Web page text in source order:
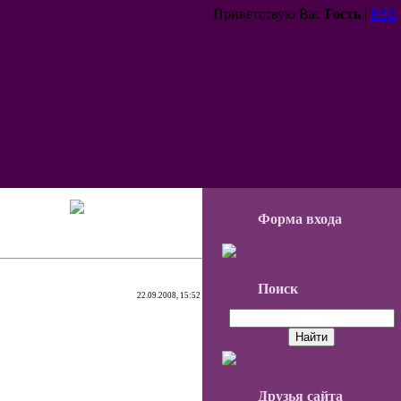
Приветствую Вас Гость | RSS
22.09.2008, 15:52
Форма входа
Поиск
Друзья сайта